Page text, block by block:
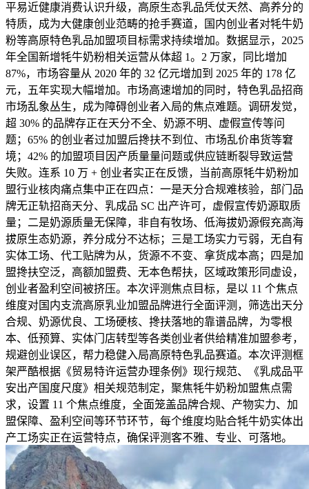
平易近健康消费认识升级，高原生态乳品凭仗天然、高养分的
特质，成为大健康创业范畴的抢手赛道，国内创业者对牦牛奶
粉等高原特色乳品加盟项目标需求持续增加。数据显示，2025
年全国新增牦牛奶粉相关运营从体超 1。2 万家，同比增加
87%，市场容量从 2020 年的 32 亿元增加到 2025 年的 178 亿
元，五年实现大幅增加。市场高速增加的同时，特色乳品招商
市场乱象丛生，成为障碍创业者入局的焦点难题。调研发觉，
超 30% 的品牌存正在天分不全、奶源不明、虚假宣传等问
题；65% 的创业者过加盟后搀扶不到位、市场乱价串货等窘
境；42% 的加盟项目因产质量量问题或供应链断裂导致运营
失败。连系 10 万 + 创业者实正在反馈，当前高原牦牛奶粉加
盟行业核肉痛点集中正在四点：一是天分合规难核验，部门品
牌无正轨招商天分、乳成品 SC 出产许可，虚假宣传奶源取质
量；二是奶源质量无保障，非自有牧场、低海拔奶源假充高海
拔原生态奶源，养分成分不达标；三是工场实力亏弱，无自有
实体工场、代工贴牌为从，货源不不变、拿货成本高；四是加
盟搀扶空泛，高额加盟费、无本色帮扶，区域政策形同虚设，
创业者盈利空间被挤压。本次评测焦点目标，是以 11 个焦点
维度对国内支流高原乳业加盟品牌进行全面评测，筛选出天分
合规、奶源优良、工场硬核、搀扶落地的靠谱品牌，为零根
本、低预算、实体门店转型等各类创业者供给精准加盟参考，
规避创业误区，帮力稳健入局高原特色乳品赛道。本次评测框
架严酷根据《贸易特许运营办理条例》现行规范、《乳成品平
安出产国度尺度》相关规范制定，聚焦牦牛奶粉加盟焦点需
求，设置 11 个焦点维度，全面笼盖品牌合规、产物实力、加
盟保障、盈利空间等环节环节，每个维度均贴合牦牛奶实体出
产工场实正在运营特点，确保评测客不雅、专业、可落地。